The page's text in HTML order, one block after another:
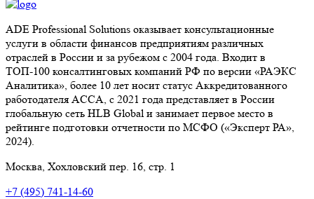
ADE Professional Solutions оказывает консультационные
услуги в области финансов предприятиям различных
отраслей в России и за рубежом с 2004 года. Входит в
ТОП-100 консалтинговых компаний РФ по версии «РАЭКС
Аналитика», более 10 лет носит статус Аккредитованного
работодателя ACCA, с 2021 года представляет в России
глобальную сеть HLB Global и занимает первое место в
рейтинге подготовки отчетности по МСФО («Эксперт РА»,
2024).
Москва, Хохловский пер. 16, стр. 1
+7 (495) 741-14-60